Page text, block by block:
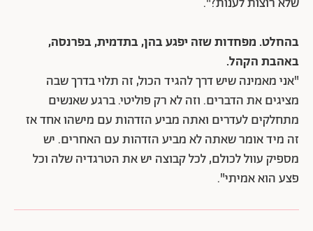
בהחלט. מפחדות שזה יפגע בהן, בתדמית, בפרנסה,
באהבת הקהל.
"אני מאמינה שיש דרך להגיד הכול, זה תלוי בדרך שבה
מציגים את הדברים. וזה לא רק פוליטי. ברגע שאנשים
מתחלקים לעדרים ואתה מביע הזדהות עם מישהו אחד אז
זה מיד אומר שאתה לא מביע הזדהות עם האחרים. יש
מספיק עוול לכולם, לכל קבוצה יש את הטרגדיה שלה וכל
פצע הוא אמיתי".